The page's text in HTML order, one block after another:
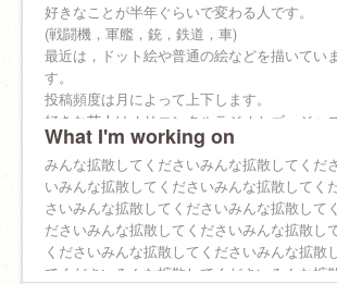
好きなことが半年ぐらいで変わる人です。
(戦闘機，軍艦，銃，鉄道，車)
最近は，ドット絵や普通の絵などを描いていま
す。
投稿頻度は月によって上下します。
好きな芸人はオリエンタルラジオとゴージャス
です。
2025年3月5日時点
What I'm working on
みんな拡散してくださいみんな拡散してくださ
いみんな拡散してくださいみんな拡散してく
さいみんな拡散してくださいみんな拡散してく
ださいみんな拡散してくださいみんな拡散し
くださいみんな拡散してくださいみんな拡散
てくださいみんな拡散してくださいみんな拡